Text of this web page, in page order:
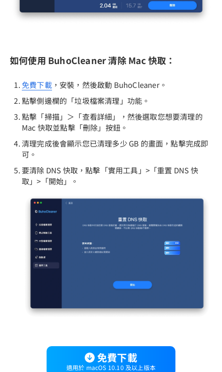
如何使用 BuhoCleaner 清除 Mac 快取：
免費下載，安裝，然後啟動 BuhoCleaner。
點擊側邊欄的「垃圾檔案清理」功能。
點擊「掃描」＞「查看詳細」，然後選取您想要清理的
Mac 快取並點擊「刪除」按鈕。
清理完成後會顯示您已清理多少 GB 的畫面，點擊完成即
可。
要清除 DNS 快取，點擊「實用工具」>「重置 DNS 快
取」>「開始」。
免費下載
適用於 macOS 10.10 及以上版本